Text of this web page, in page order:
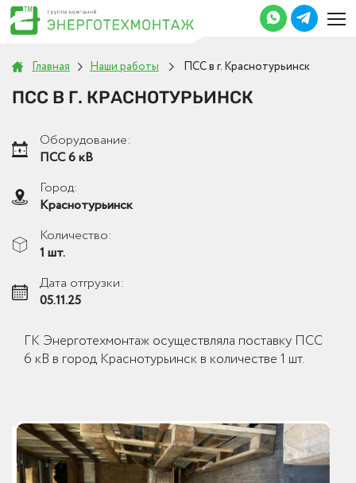
Главная Наши работы ПСС в г. Краснотурьинск
ПСС В Г. КРАСНОТУРЬИНСК
Оборудование:
ПСС 6 кВ
Город:
Краснотурьинск
Количество:
1 шт.
Дата отгрузки:
05.11.25
ГК Энерготехмонтаж осуществляла поставку ПСС
6 кВ в город Краснотурьинск в количестве 1 шт.